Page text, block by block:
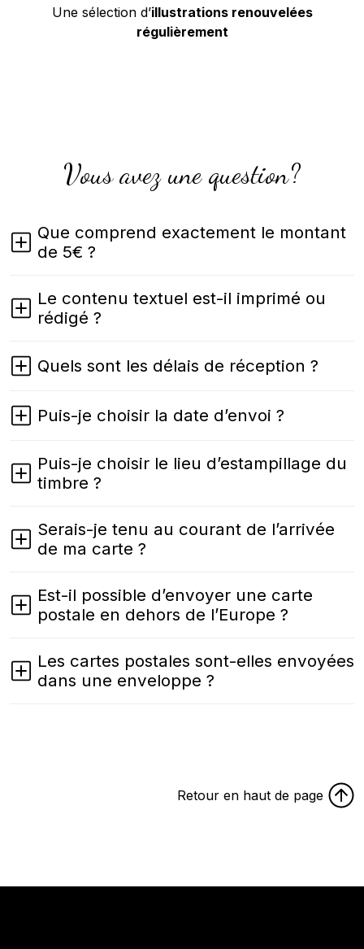
Une sélection d’illustrations renouvelées
régulièrement
Vous avez une question?
Que comprend exactement le montant
de 5€ ?
Le contenu textuel est-il imprimé ou
rédigé ?
Quels sont les délais de réception ?
Puis-je choisir la date d’envoi ?
Puis-je choisir le lieu d’estampillage du
timbre ?
Serais-je tenu au courant de l’arrivée
de ma carte ?
Est-il possible d’envoyer une carte
postale en dehors de l’Europe ?
Les cartes postales sont-elles envoyées
dans une enveloppe ?
Retour en haut de page